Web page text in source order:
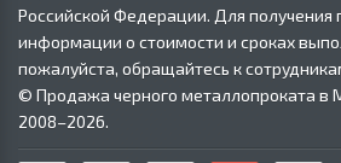
Российской Федерации. Для получения
информации о стоимости и сроках
пожалуйста, обращайтесь к
© Продажа черного металлопроката в
2008–2026.